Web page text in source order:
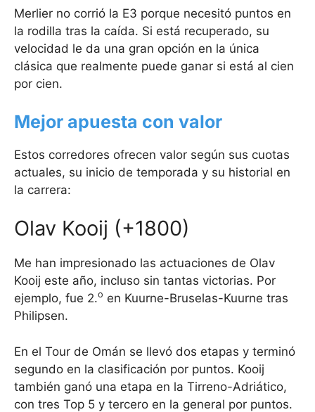
Merlier no corrió la E3 porque necesitó puntos en
la rodilla tras la caída. Si está recuperado, su
velocidad le da una gran opción en la única
clásica que realmente puede ganar si está al cien
por cien.
Mejor apuesta con valor
Estos corredores ofrecen valor según sus cuotas
actuales, su inicio de temporada y su historial en
la carrera:
Olav Kooij (+1800)
Me han impresionado las actuaciones de Olav
Kooij este año, incluso sin tantas victorias. Por
ejemplo, fue 2.o en Kuurne-Bruselas-Kuurne tras
Philipsen.
En el Tour de Omán se llevó dos etapas y terminó
segundo en la clasificación por puntos. Kooij
también ganó una etapa en la Tirreno-Adriático,
con tres Top 5 y tercero en la general por puntos.